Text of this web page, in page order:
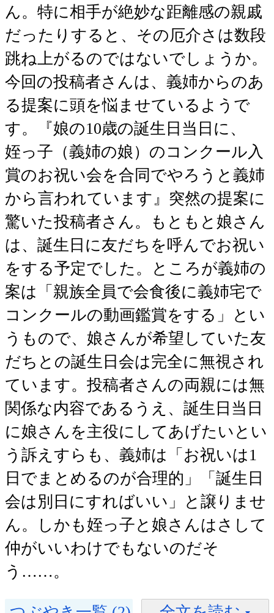
ん。特に相手が絶妙な距離感の親戚
だったりすると、その厄介さは数段
跳ね上がるのではないでしょうか。
今回の投稿者さんは、義姉からのあ
る提案に頭を悩ませているようで
す。『娘の10歳の誕生日当日に、
姪っ子（義姉の娘）のコンクール入
賞のお祝い会を合同でやろうと義姉
から言われています』突然の提案に
驚いた投稿者さん。もともと娘さん
は、誕生日に友だちを呼んでお祝い
をする予定でした。ところが義姉の
案は「親族全員で会食後に義姉宅で
コンクールの動画鑑賞をする」とい
うもので、娘さんが希望していた友
だちとの誕生日会は完全に無視され
ています。投稿者さんの両親には無
関係な内容であるうえ、誕生日当日
に娘さんを主役にしてあげたいとい
う訴えすらも、義姉は「お祝いは1
日でまとめるのが合理的」「誕生日
会は別日にすればいい」と譲りませ
ん。しかも姪っ子と娘さんはさして
仲がいいわけでもないのだそ
う……。